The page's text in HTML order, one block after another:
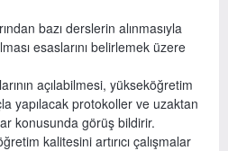
bazı derslerin alınmasıyla
esaslarını belirlemek üzere
açılabilmesi, yükseköğretim
yapılacak protokoller ve uzaktan
konusunda görüş bildirir.
kalitesini artırıcı çalışmalar